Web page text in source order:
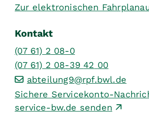
Zur elektronischen
Kontakt
(07 61) 2 08-0
(07 61) 2 08-39 42 00
abteilung9@rpf.bwl.de
Sichere Servicekonto-
service-bw.de senden